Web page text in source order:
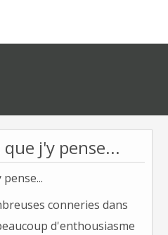
j'y pense...
conneries dans
d'enthousiasme